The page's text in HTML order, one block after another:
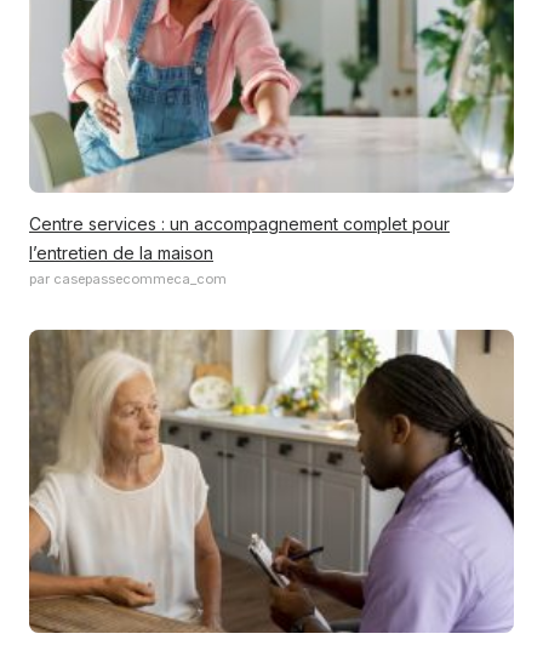
Centre services : un accompagnement complet pour
l’entretien de la maison
par casepassecommeca_com